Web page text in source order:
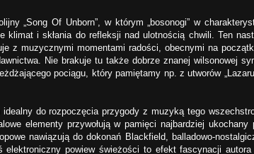
„Song Of Unborn”, w którym „bosonogi” w
klimat i skłania do refleksji nad ulotnością chwili. Ten
z muzycznymi momentami radości, obecnymi na
Nie brakuje tu także dobrze znanej wilsonowej
pociągu, który pamiętamy np. z utworów
idealny do rozpoczęcia przygody z muzyką tego
elementy przywołują w pamięci najbardziej ukochany
nawiązują do dokonań Blackfield, balladowo-
elektroniczny powiew świeżości to efekt fascynacji autora